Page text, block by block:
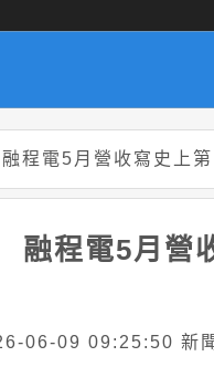
融程電5月營收寫史上
融程電5月營
06-09 09:25:50 新